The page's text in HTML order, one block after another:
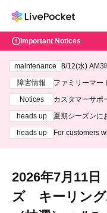
Important Notices
maintenance
8/12(水) AM3
障害情報
ファミリーマー
Notices
カスタマーサポ
heads up
夏期シーズンに
heads up
For customers
2026年7月11
ズ キーリング